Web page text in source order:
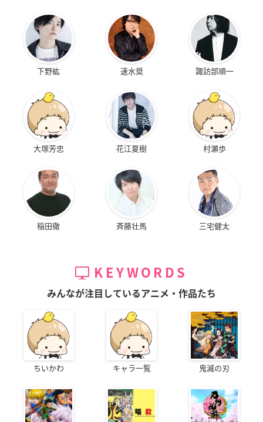
下野紘 速水奨 諏訪部順一
大塚芳忠 花江夏樹 村瀬歩
稲田徹 斉藤壮馬 三宅健太
KEYWORDS
みんなが注目しているアニメ・作品たち
ちいかわ キャラ一覧 鬼滅の刃